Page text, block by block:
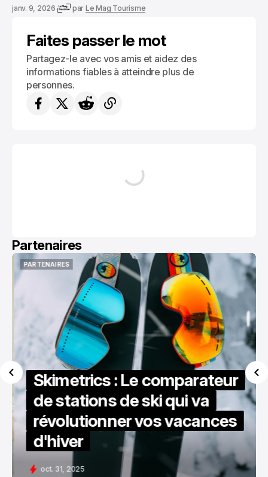
BOURGOGNE-FRANCHE-COMTÉ
janv. 9, 2026 par Le Mag Tourisme
Faites passer le mot
Partagez-le avec vos amis et aidez des
informations fiables à atteindre plus de
personnes.
Partenaires
PARTENAIRES
PARTENAIRES
Skimetrics : Le comparateur
de stations de ski qui va
révolutionner vos vacances
d'hiver
oct. 31, 2025